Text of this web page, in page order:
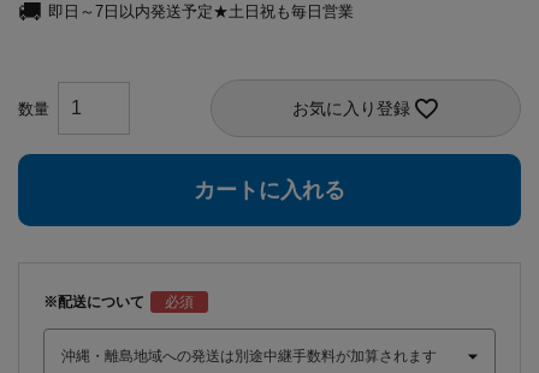
即日～7日以内発送予定★土日祝も毎日営業
お気に入り登録
カートに入れる
※配送について